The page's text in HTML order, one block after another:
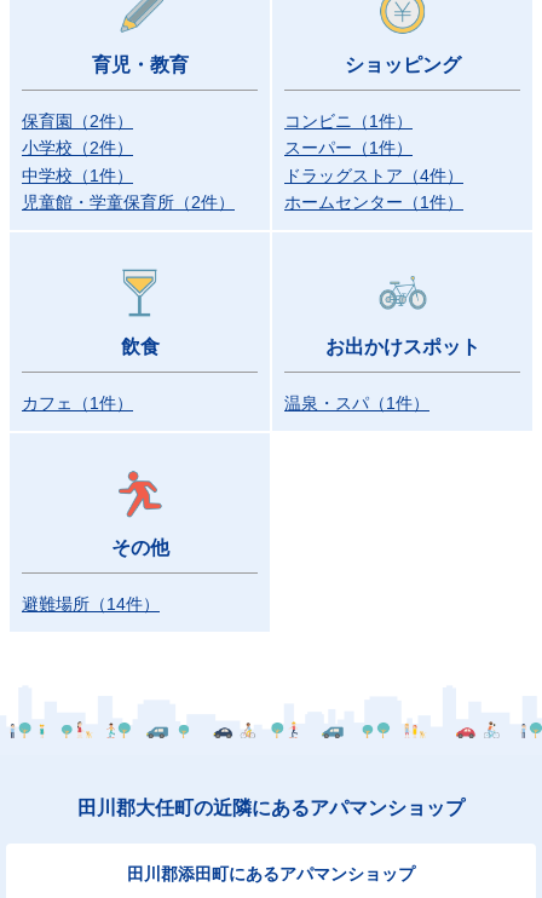
育児・教育
保育園 （2件）
小学校 （2件）
中学校 （1件）
児童館・学童保育所 （2件）
ショッピング
コンビニ （1件）
スーパー （1件）
ドラッグストア （4件）
ホームセンター （1件）
飲食
カフェ （1件）
お出かけスポット
温泉・スパ （1件）
その他
避難場所 （14件）
田川郡大任町の近隣にあるアパマンショップ
田川郡添田町にあるアパマンショップ